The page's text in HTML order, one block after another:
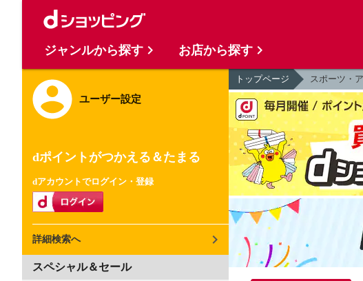
ユーザー設定
dポイントがつかえる＆たまる
dアカウントでログイン・登録
詳細検索へ
スペシャル＆セール
トップページ スポーツ・
ジャンルから探す お店から探す